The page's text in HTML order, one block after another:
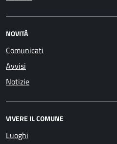
NOVITÀ
Comunicati
Avvisi
Notizie
VIVERE IL COMUNE
Luoghi